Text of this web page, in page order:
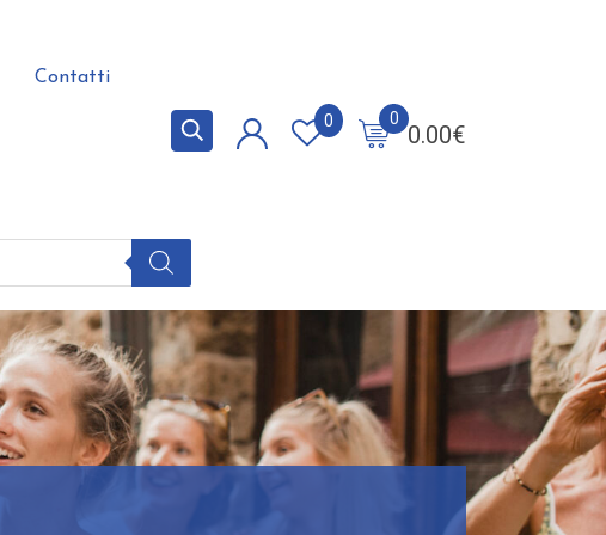
Contatti
0.00€
0
0